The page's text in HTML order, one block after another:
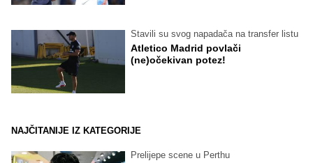
Stavili su svog napadača na transfer listu
Atletico Madrid povlači
(ne)očekivan potez!
NAJČITANIJE IZ KATEGORIJE
Prelijepe scene u Perthu